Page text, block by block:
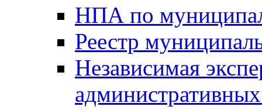
НПА по
Реестр
Независимая